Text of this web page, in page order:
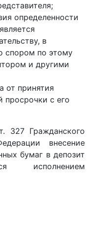
определенности
в
спором по этому
и другими
от принятия
просрочки с его
327 Гражданского
внесение
бумаг в депозит
исполнением